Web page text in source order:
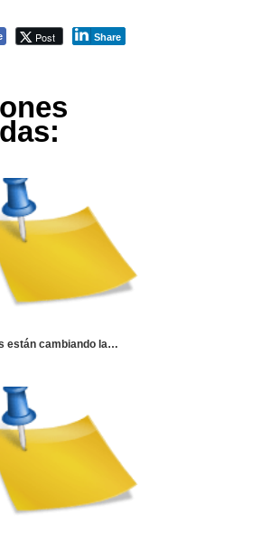
Post Share
están cambiando la…